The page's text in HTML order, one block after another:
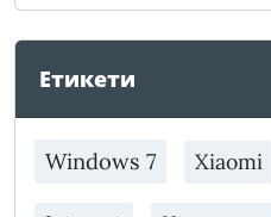
Етикети
Windows 7 Xiaomi